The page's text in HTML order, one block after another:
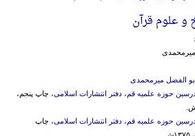
و علوم قرآن
میرمحمدی
الفضل میرمحمدی
حوزه علمیه قم، دفتر انتشارات اسلامی، چاپ پنجم،
حوزه علمیه قم، دفتر انتشارات اسلامی، چاپ